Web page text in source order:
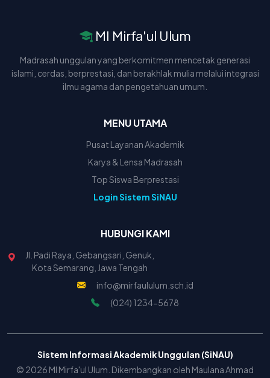
MI Mirfa'ul Ulum
Madrasah unggulan yang berkomitmen mencetak generasi
islami, cerdas, berprestasi, dan berakhlak mulia melalui integrasi
ilmu agama dan pengetahuan umum.
MENU UTAMA
Pusat Layanan Akademik
Karya & Lensa Madrasah
Top Siswa Berprestasi
Login Sistem SiNAU
HUBUNGI KAMI
Jl. Padi Raya, Gebangsari, Genuk,
Kota Semarang, Jawa Tengah
info@mirfaululum.sch.id
(024) 1234-5678
Sistem Informasi Akademik Unggulan (SiNAU)
© 2026 MI Mirfa'ul Ulum. Dikembangkan oleh Maulana Ahmad